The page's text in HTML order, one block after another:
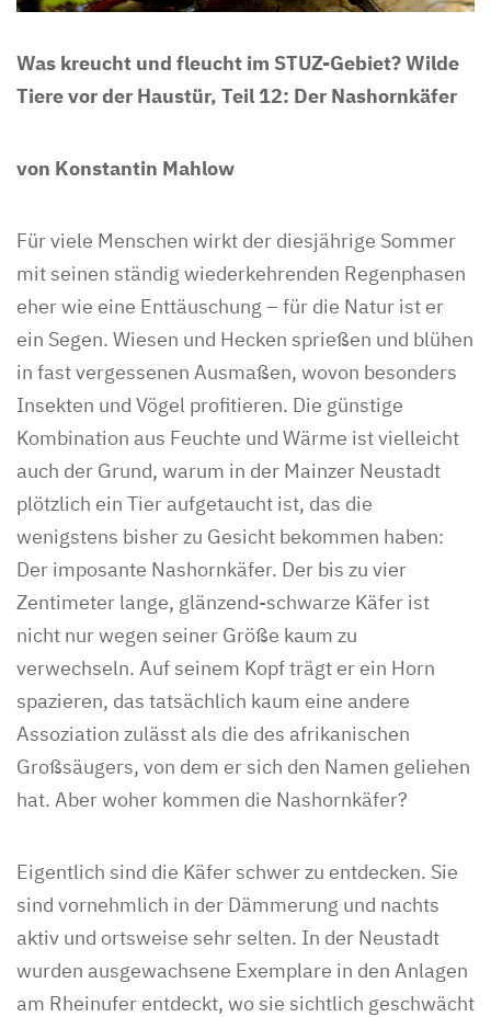
Was kreucht und fleucht im STUZ-Gebiet? Wilde
Tiere vor der Haustür, Teil 12: Der Nashornkäfer
von Konstantin Mahlow
Für viele Menschen wirkt der diesjährige Sommer
mit seinen ständig wiederkehrenden Regenphasen
eher wie eine Enttäuschung – für die Natur ist er
ein Segen. Wiesen und Hecken sprießen und blühen
in fast vergessenen Ausmaßen, wovon besonders
Insekten und Vögel profitieren. Die günstige
Kombination aus Feuchte und Wärme ist vielleicht
auch der Grund, warum in der Mainzer Neustadt
plötzlich ein Tier aufgetaucht ist, das die
wenigstens bisher zu Gesicht bekommen haben:
Der imposante Nashornkäfer. Der bis zu vier
Zentimeter lange, glänzend-schwarze Käfer ist
nicht nur wegen seiner Größe kaum zu
verwechseln. Auf seinem Kopf trägt er ein Horn
spazieren, das tatsächlich kaum eine andere
Assoziation zulässt als die des afrikanischen
Großsäugers, von dem er sich den Namen geliehen
hat. Aber woher kommen die Nashornkäfer?
Eigentlich sind die Käfer schwer zu entdecken. Sie
sind vornehmlich in der Dämmerung und nachts
aktiv und ortsweise sehr selten. In der Neustadt
wurden ausgewachsene Exemplare in den Anlagen
am Rheinufer entdeckt, wo sie sichtlich geschwächt